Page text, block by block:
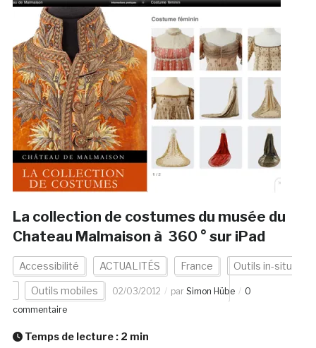
La collection de costumes du musée du
Chateau Malmaison à 360 ° sur iPad
Accessibilité ACTUALITÉS France Outils in-situ
Outils mobiles 02/03/2012 par Simon Hübe
0
commentaire
Temps de lecture : 2 min